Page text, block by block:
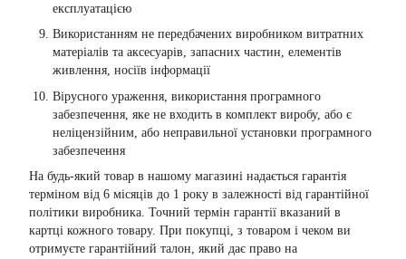
експлуатацією
Використанням не передбачених виробником витратних
матеріалів та аксесуарів, запасних частин, елементів
живлення, носіїв інформації
Вірусного ураження, використання програмного
забезпечення, яке не входить в комплект виробу, або є
неліцензійним, або неправильної установки програмного
забезпечення
На будь-який товар в нашому магазині надається гарантія
терміном від 6 місяців до 1 року в залежності від гарантійної
політики виробника. Точний термін гарантії вказаний в
картці кожного товару. При покупці, з товаром і чеком ви
отримуєте гарантійний талон, який дає право на